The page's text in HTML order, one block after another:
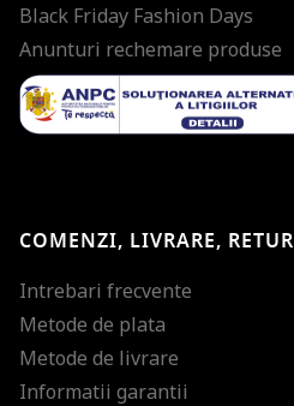
Black Friday Fashion Days
Anunturi rechemare produse
COMENZI, LIVRARE, RETUR
Intrebari frecvente
Metode de plata
Metode de livrare
Informatii garantii